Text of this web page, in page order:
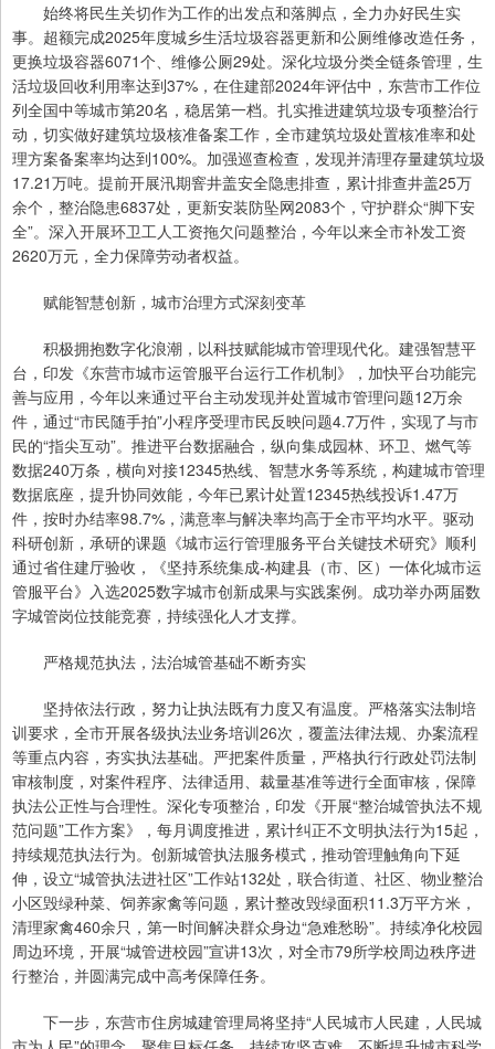
始终将民生关切作为工作的出发点和落脚点，全力办好民生实
事。超额完成2025年度城乡生活垃圾容器更新和公厕维修改造任务，
更换垃圾容器6071个、维修公厕29处。深化垃圾分类全链条管理，生
活垃圾回收利用率达到37%，在住建部2024年评估中，东营市工作位
列全国中等城市第20名，稳居第一档。扎实推进建筑垃圾专项整治行
动，切实做好建筑垃圾核准备案工作，全市建筑垃圾处置核准率和处
理方案备案率均达到100%。加强巡查检查，发现并清理存量建筑垃圾
17.21万吨。提前开展汛期窨井盖安全隐患排查，累计排查井盖25万
余个，整治隐患6837处，更新安装防坠网2083个，守护群众“脚下安
全”。深入开展环卫工人工资拖欠问题整治，今年以来全市补发工资
2620万元，全力保障劳动者权益。
赋能智慧创新，城市治理方式深刻变革
积极拥抱数字化浪潮，以科技赋能城市管理现代化。建强智慧平
台，印发《东营市城市运管服平台运行工作机制》，加快平台功能完
善与应用，今年以来通过平台主动发现并处置城市管理问题12万余
件，通过“市民随手拍”小程序受理市民反映问题4.7万件，实现了与市
民的“指尖互动”。推进平台数据融合，纵向集成园林、环卫、燃气等
数据240万条，横向对接12345热线、智慧水务等系统，构建城市管理
数据底座，提升协同效能，今年已累计处置12345热线投诉1.47万
件，按时办结率98.7%，满意率与解决率均高于全市平均水平。驱动
科研创新，承研的课题《城市运行管理服务平台关键技术研究》顺利
通过省住建厅验收，《坚持系统集成-构建县（市、区）一体化城市运
管服平台》入选2025数字城市创新成果与实践案例。成功举办两届数
字城管岗位技能竞赛，持续强化人才支撑。
严格规范执法，法治城管基础不断夯实
坚持依法行政，努力让执法既有力度又有温度。严格落实法制培
训要求，全市开展各级执法业务培训26次，覆盖法律法规、办案流程
等重点内容，夯实执法基础。严把案件质量，严格执行行政处罚法制
审核制度，对案件程序、法律适用、裁量基准等进行全面审核，保障
执法公正性与合理性。深化专项整治，印发《开展“整治城管执法不规
范问题”工作方案》，每月调度推进，累计纠正不文明执法行为15起，
持续规范执法行为。创新城管执法服务模式，推动管理触角向下延
伸，设立“城管执法进社区”工作站132处，联合街道、社区、物业整治
小区毁绿种菜、饲养家禽等问题，累计整改毁绿面积11.3万平方米，
清理家禽460余只，第一时间解决群众身边“急难愁盼”。持续净化校园
周边环境，开展“城管进校园”宣讲13次，对全市79所学校周边秩序进
行整治，并圆满完成中高考保障任务。
下一步，东营市住房城建管理局将坚持“人民城市人民建，人民城